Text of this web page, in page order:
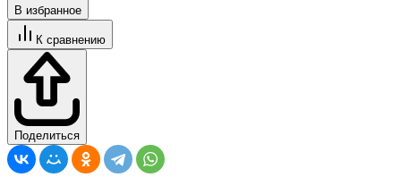
В избранное
К сравнению
Поделиться